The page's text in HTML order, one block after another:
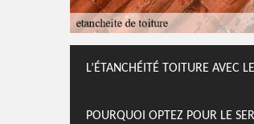
L’ÉTANCHÉITÉ TOITURE AVEC
POURQUOI OPTEZ POUR LE